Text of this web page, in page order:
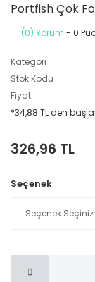
Portfish Çok
(0) Yorum - 0
Kategori
Stok Kodu
Fiyat
*34,88 TL den
326,96 TL
Seçenek